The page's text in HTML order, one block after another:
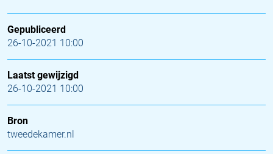
Gepubliceerd
26-10-2021 10:00
Laatst gewijzigd
26-10-2021 10:00
Bron
tweedekamer.nl